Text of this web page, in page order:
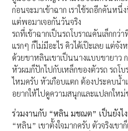
ก่อนจะมาเข้าฉาก เราใช้รถอีกคันห
แต่พอมาเจอกันวันจริง
รถที่เข้าฉากเป็นรถโบราณคันเล็กก
แรกๆ ก็ไม่มีอะไร คิวได้เป๊ะเลย แต่จั
ด้วยขาหลินเขาเป็นนางแบบขายาว
หัวผมก็ปักไปกับเหล็กของตัวรถ รถโ
ไหมครับ หัวเกือบแตก ต้องประคบน้
อยากให้ไปดูความสนุกและแปลกให
ร่วมงานกับ “หลิน มชณต” เป็นยังไง
“หลิน” เขาตั้งใจมากครับ ตัวจริงเข